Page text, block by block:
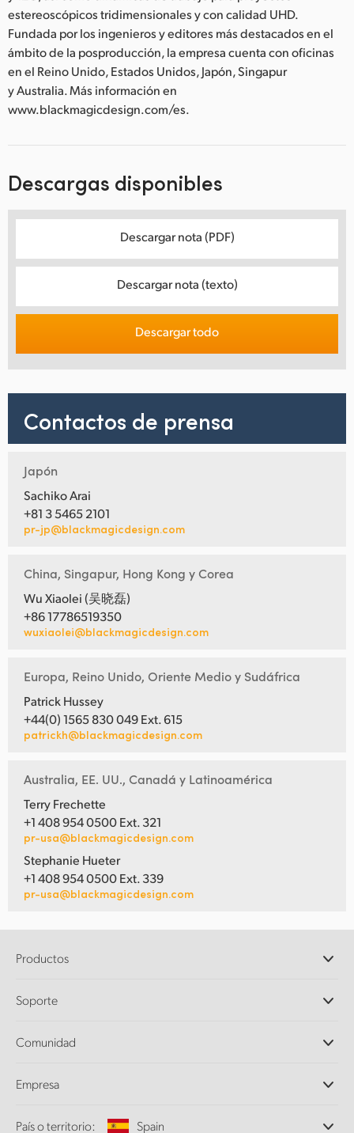
estereoscópicos tridimensionales y con calidad UHD.
Fundada por los ingenieros y editores más destacados en el
ámbito de la posproducción, la empresa cuenta con oficinas
en el Reino Unido, Estados Unidos, Japón, Singapur
y Australia. Más información en
www.blackmagicdesign.com/es.
Descargas disponibles
Descargar nota (PDF)
Descargar nota (texto)
Descargar todo
Contactos de prensa
Japón
Sachiko Arai
+81 3 5465 2101
pr-jp@blackmagicdesign.com
China, Singapur, Hong Kong y Corea
Wu Xiaolei (吴晓磊)
+86 17786519350
wuxiaolei@blackmagicdesign.com
Europa, Reino Unido, Oriente Medio y Sudáfrica
Patrick Hussey
+44(0) 1565 830 049 Ext. 615
patrickh@blackmagicdesign.com
Australia, EE. UU., Canadá y Latinoamérica
Terry Frechette
+1 408 954 0500 Ext. 321
pr-usa@blackmagicdesign.com
Stephanie Hueter
+1 408 954 0500 Ext. 339
pr-usa@blackmagicdesign.com
Productos
DaVinci Resolve y Fusion
Ultimatte
Captura y reproducción
Conversión de formatos
Soporte
Centro de soporte técnico
Comunidad
Empresa
País o territorio: Spain